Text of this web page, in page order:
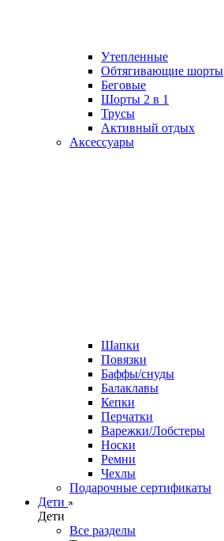
Утепленные
Обтягивающие шорты
Беговые
Шорты 2 в 1
Трусы
Активный отдых
Аксессуары
Шапки
Повязки
Баффы/снуды
Балаклавы
Кепки
Перчатки
Варежки/Лобстеры
Носки
Ремни
Чехлы
Подарочные сертификаты
Дети
Дети
Все разделы